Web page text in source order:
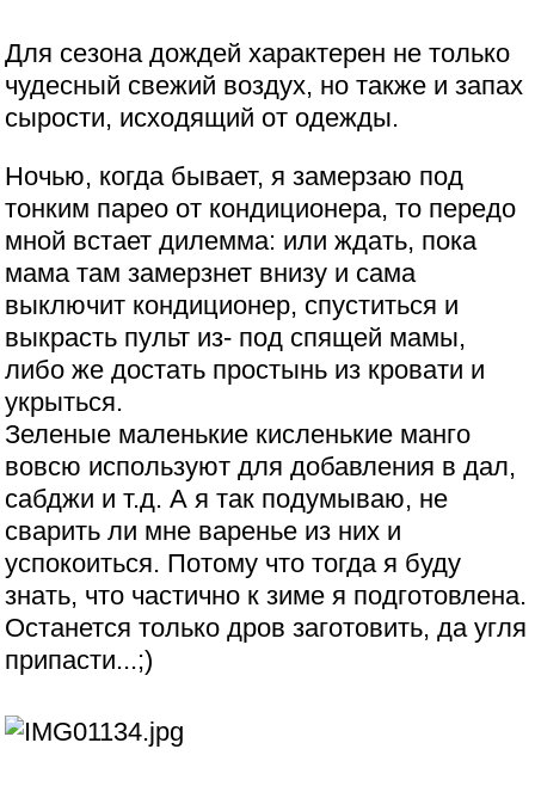
Для сезона дождей характерен не только
чудесный свежий воздух, но также и запах
сырости, исходящий от одежды.
Ночью, когда бывает, я замерзаю под
тонким парео от кондиционера, то передо
мной встает дилемма: или ждать, пока
мама там замерзнет внизу и сама
выключит кондиционер, спуститься и
выкрасть пульт из- под спящей мамы,
либо же достать простынь из кровати и
укрыться.
Зеленые маленькие кисленькие манго
вовсю используют для добавления в дал,
сабджи и т.д. А я так подумываю, не
сварить ли мне варенье из них и
успокоиться. Потому что тогда я буду
знать, что частично к зиме я подготовлена.
Останется только дров заготовить, да угля
припасти...;)